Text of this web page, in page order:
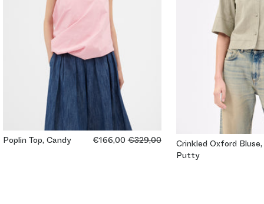
Poplin Top, Candy €166,00€329,00
Crinkled Oxford Bluse,
Putty